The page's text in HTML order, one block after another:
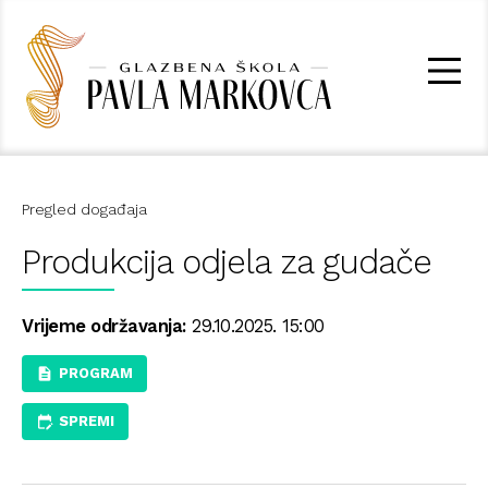
Pregled događaja
Produkcija odjela za gudače
Vrijeme održavanja:29.10.2025. 15:00
PROGRAM
SPREMI